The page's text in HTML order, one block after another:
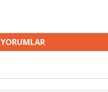
YORUMLAR